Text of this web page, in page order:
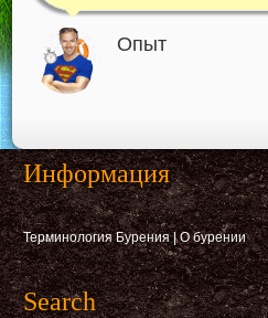
Опыт
Информация
Терминология Бурения|О бурении
Search